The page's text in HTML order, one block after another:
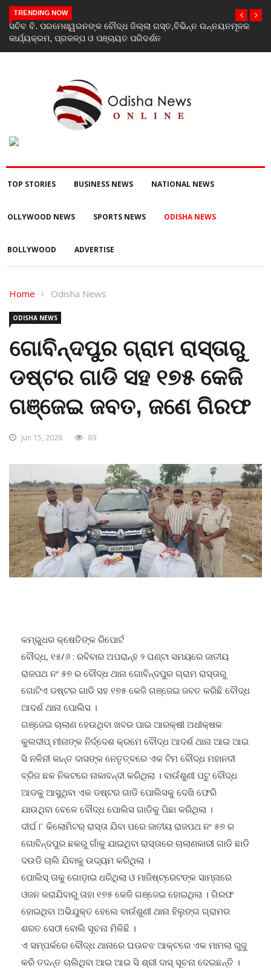
TRENDING NOW
India’s youth greatest strength, potential unmatched globally:
Rahul Gandhi at ‘Chhatron Ki Goonj’ event
TOP STORIES BUSINESS NEWS NATIONAL NEWS
OLLYWOOD NEWS SPORTS NEWS ODISHA NEWS
BOLLYWOOD ADVERTISE
Home Odisha News
ODISHA NEWS
ଗୋବିନ୍ଦପୁର ଗ୍ରାମ ରାସ୍ତାରୁ
ଡଷ୍ଟର ଗାଡି ସହ ୧୭୫ କେଜି
ଗଞ୍ଜେଇ ଜବତ, ଜଣେ ଗିରଫ
Jun 15, 2026 89
କମ୍ଭୁଧର କ୍ଷେତିଙ୍କ ରିପୋର୍ଟ
ବୌଦ୍ଧ, ୧୫/୬ : ରବିବାର ଅପରାନ୍ହ ୨ ଘଣ୍ଟା ସମୟରେ ଜାତୀୟ
ରାଜପଥ ନଂ ୫୭ ର ବୌଦ୍ଧ ଥାନା ଗୋବିନ୍ଦପୁର ଗ୍ରାମ ରାସ୍ତାରୁ
ଗୋଟିଏ ଡଷ୍ଟର ଗାଡି ସହ ୧୭୫ କେଜି ଗଞ୍ଜେଇ ଜବତ କରିଛି ବୌଦ୍ଧ
ଆଦର୍ଶ ଥାନା ପୋଲିସ ।
ଗଞ୍ଜେଇ ଚାଲାଣ ହେଉଥିବା ଖବର ପାଇ ଆରକ୍ଷୀ ଅଧୀକ୍ଷକ
କୁଲଦୀପ୍ ମୀନାଙ୍କ ନିର୍ଦ୍ଦେଶ କ୍ରମେ ବୌଦ୍ଧ ଆଦର୍ଶ ଥାନା ଆଇ ଆଇ
ସି ନଳିନୀ କାନ୍ତ ଦାସଙ୍କ ନେତୃତ୍ବରେ ଏକ ଟିମ ବୌଦ୍ଧ ମହାନଦୀ
ବ୍ରିଜ ଛକ ନିକଟରେ ନାକାବନ୍ଦୀ କରିଥିଲା । ବାଉଁଶୁଣୀ ପଟୁ ବୌଦ୍ଧ
ଆଡକୁ ଆସୁଥିବା ଏକ ଡଷ୍ଟର ଗାଡି ପୋଲିସକୁ ଦେଖି ଫେରି
ଯାଉଥିବା ବେଳେ ବୌଦ୍ଧ ପୋଲିସ ଗାଡିକୁ ପିଛା କରିଥିଲା ।
ଦୀର୍ଘ ୮ କିଲୋମିଟର୍ ରାସ୍ତା ଯିବା ପରେ ଜାତୀୟ ରାଜପଥ ନଂ ୫୭ ର
ଗୋବିନ୍ଦପୁର ଛକରୁ ଗାଁକୁ ଯାଇଥିବା ରାସ୍ତାରେ ଚାଲାଣକାରୀ ଗାଡି ଛାଡି
ଦଉଡି ଚାଲି ଯିବାକୁ ଉଦ୍ୟମ କରିଥିଲା ।
ପୋଲିସ୍ ତାକୁ ଗୋଡ଼ାଇ ଧରିଥିଲା ଓ ମାଜିଷ୍ଟ୍ରେଟଙ୍କ ସାମ୍ନାରେ
ଓଜନ କରାଯିବାରୁ ତାହା ୧୭୫ କେଜି ଗଞ୍ଜେଇ ହୋଇଥିଲା । ଗିରଫ
ହୋଇଥିବା ଅଭିଯୁକ୍ତ ହେଲେ ବାଉଁଶୁଣୀ ଥାନା ହିଲୁଙ୍ଗ ଗ୍ରାମର
ଶରତ ସେଠୀ ବୋଲି ସୂଚନା ମିଳିଛି ।
ଏ ସମ୍ପର୍କରେ ବୌଦ୍ଧ ଥାନାରେ ଘଊଚଝ ଆକ୍ଟରେ ଏକ ମାମଲା ରୁଜୁ
କରି ତଦନ୍ତ ଚାଲିଥିବା ଆଇ ଆଇ ସି ଶ୍ରୀ ଦାସ୍ ସୂଚନା ଦେଇଛନ୍ତି ।